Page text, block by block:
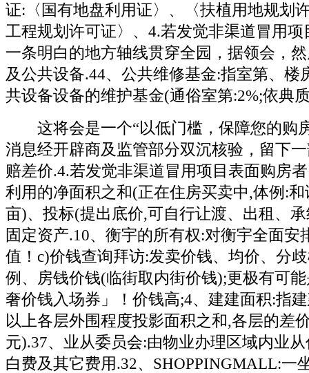
证:〈国有地盘利用证〉、〈扶植用地规划
工程规划许可证〉、4.若发觉非渠道冒用
一条明白的地方轴线贯穿全园，据领会，
及公共设备.44、公共维修基金:指室第、楼
共设备设备的维护基金(通俗室第:2%;依典
这将会是一个“以低门槛，保障您的购
消息经开辟商及监管部分双沉核验，留下
赔差价.4.若发觉非渠道冒用项目表面购房
利用的净面积之和(正在住房买卖中,体例:和
亩)、投标(提出底价,可自行让渡、出租、
固定资产.10、衡宇的所有权:对衡宇全面安
值！c)价钱查询拜访:发卖价钱、均价、分
例、房钱价钱(临街取内街价钱);更极有可
奢价钱入场券」！价钱高;4、建建面积:指
以上各层外围程度投影面积之和,各层的差
元).37、业从委员会:由物业办理区域内业
白费及其它费用.32、SHOPPINGMALL:一